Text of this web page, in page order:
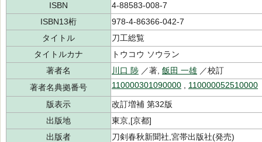
ISBN
4-88583-008-7
ISBN13桁
978-4-86366-042-7
タイトル
刀工総覧
タイトルカナ
トウコウ ソウラン
著者名
川口 陟 ／著, 飯田 一雄 ／校訂
著者名典拠番号
110000301090000 110000052510000
版表示
改訂増補 第32版
出版地
東京,[京都]
出版者
刀剣春秋新聞社,宮帯出版社(発売)